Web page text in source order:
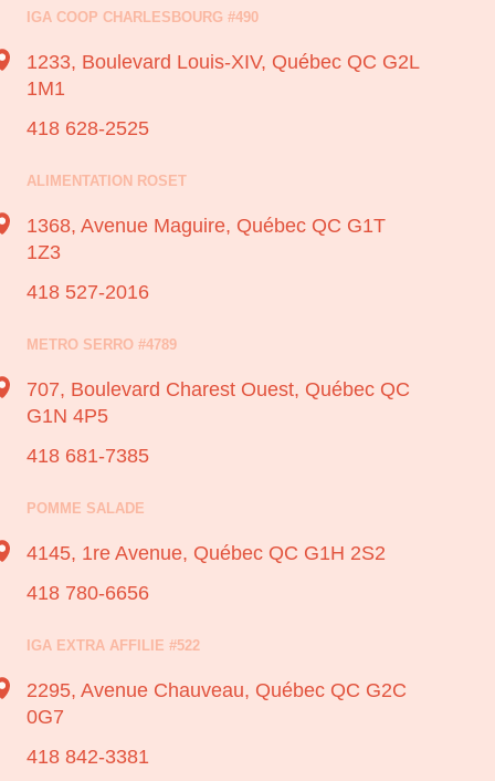
IGA COOP CHARLESBOURG #490
1233, Boulevard Louis-XIV, Québec QC G2L
1M1
418 628-2525
ALIMENTATION ROSET
1368, Avenue Maguire, Québec QC G1T
1Z3
418 527-2016
METRO SERRO #4789
707, Boulevard Charest Ouest, Québec QC
G1N 4P5
418 681-7385
POMME SALADE
4145, 1re Avenue, Québec QC G1H 2S2
418 780-6656
IGA EXTRA AFFILIE #522
2295, Avenue Chauveau, Québec QC G2C
0G7
418 842-3381